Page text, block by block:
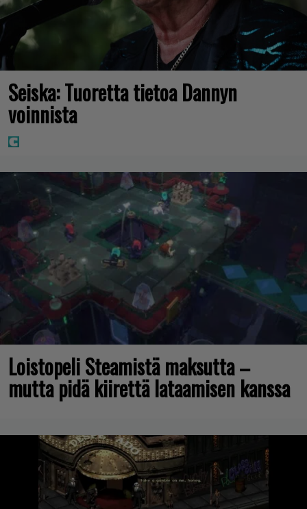
Seiska: Tuoretta tietoa Dannyn
voinnista
Loistopeli Steamistä maksutta –
mutta pidä kiirettä lataamisen kanssa